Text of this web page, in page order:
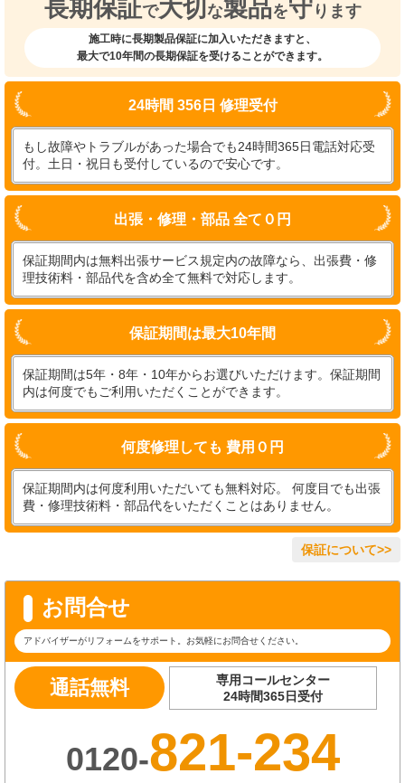
長期保証で大切 な製品を守 ります
施工時に長期製品保証に加入いただきますと、
最大で10年間の長期保証を受けることができます。
24時間 356日 修理受付
もし故障やトラブルがあった場合でも24時間365日電話対応受
付。土日・祝日も受付しているので安心です。
出張・修理・部品 全て０円
保証期間内は無料出張サービス規定内の故障なら、出張費・修
理技術料・部品代を含め全て無料で対応します。
保証期間は最大10年間
保証期間は5年・8年・10年からお選びいただけます。保証期間
内は何度でもご利用いただくことができます。
何度修理しても 費用０円
保証期間内は何度利用いただいても無料対応。 何度目でも出張
費・修理技術料・部品代をいただくことはありません。
保証について>>
お問合せ
アドバイザーがリフォームをサポート。お気軽にお問合せください。
通話無料
専用コールセンター
24時間365日受付
0120-821-234